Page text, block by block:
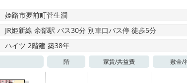
姫路市夢前町菅生澗
JR姫新線 余部駅 バス30分 別車口バス停 徒歩5分
ハイツ 2階建 築38年
階 家賃/共益費 敷金/